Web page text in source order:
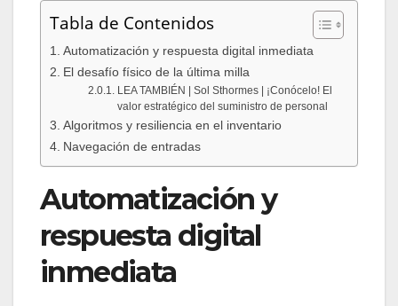
Tabla de Contenidos
Automatización y respuesta digital inmediata
El desafío físico de la última milla
LEA TAMBIÉN | Sol Sthormes | ¡Conócelo! El
valor estratégico del suministro de personal
Algoritmos y resiliencia en el inventario
Navegación de entradas
Automatización y
respuesta digital
inmediata